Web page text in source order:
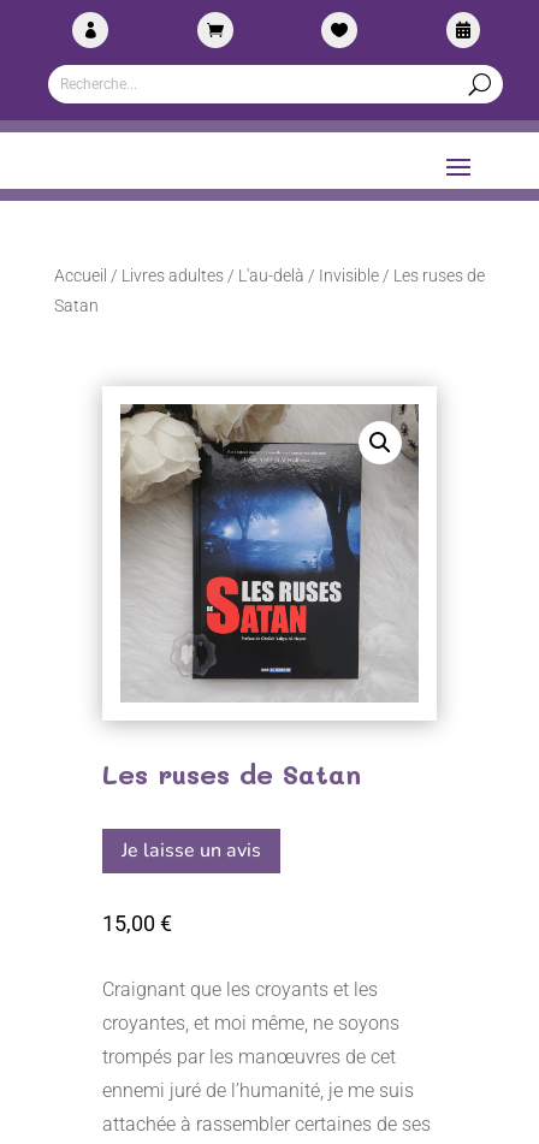
   
Accueil / Livres adultes/ L'au-delà / Invisible/ Les ruses de
Satan
Les ruses de Satan
Je laisse un avis
15,00€
Craignant que les croyants et les
croyantes, et moi même, ne soyons
trompés par les manœuvres de cet
ennemi juré de l’humanité, je me suis
attachée à rassembler certaines de ses